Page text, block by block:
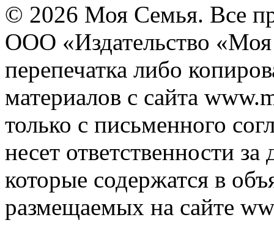
© 2026 Моя Семья. Все
ООО «Издательство
перепечатка либо
материалов с сайта
только с письменного
несет ответственности
которые содержатся в
размещаемых на сайте